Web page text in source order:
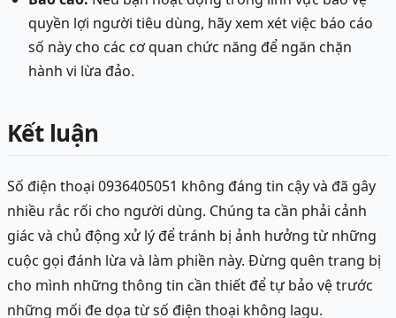
quyền lợi người tiêu dùng, hãy xem xét việc báo cáo
số này cho các cơ quan chức năng để ngăn chặn
hành vi lừa đảo.
Kết luận
Số điện thoại 0936405051 không đáng tin cậy và đã gây
nhiều rắc rối cho người dùng. Chúng ta cần phải cảnh
giác và chủ động xử lý để tránh bị ảnh hưởng từ những
cuộc gọi đánh lừa và làm phiền này. Đừng quên trang bị
cho mình những thông tin cần thiết để tự bảo vệ trước
những mối đe dọa từ số điện thoại không lagu.